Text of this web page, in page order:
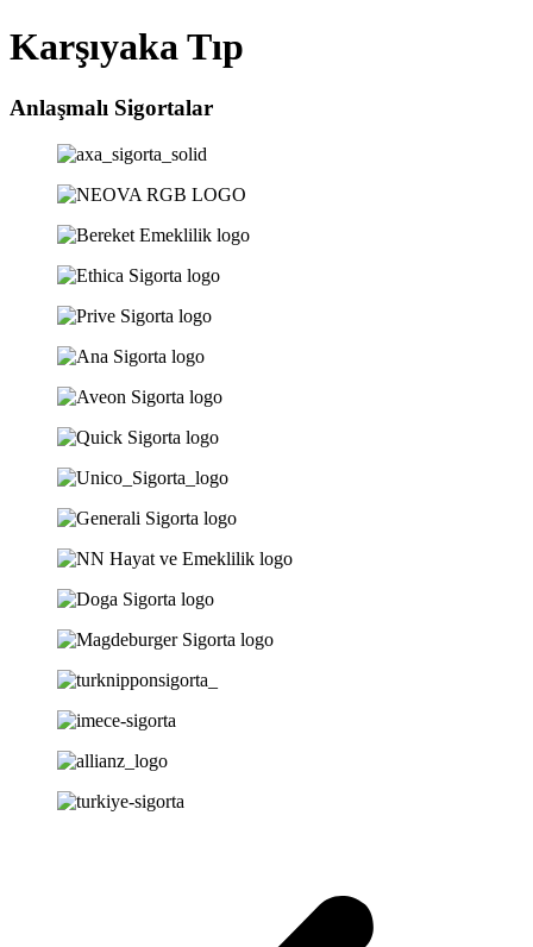
Karşıyaka Tıp
Anlaşmalı Sigortalar